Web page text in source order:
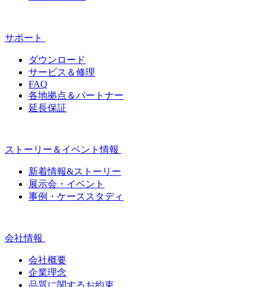
サポート
ダウンロード
サービス＆修理
FAQ
各地拠点＆パートナー
延長保証
ストーリー＆イベント情報
新着情報&ストーリー
展示会・イベント
事例・ケーススタディ
会社情報
会社概要
企業理念
品質に関するお約束